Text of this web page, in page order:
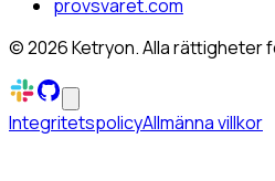
provsvaret.com
©2026Ketryon. Alla rättigheter
IntegritetspolicyAllmänna villkor